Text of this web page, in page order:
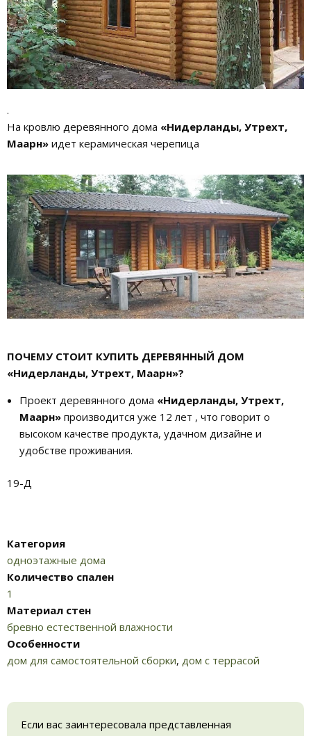
.
На кровлю деревянного дома «Нидерланды, Утрехт,
Маарн» идет керамическая черепица
ПОЧЕМУ СТОИТ КУПИТЬ ДЕРЕВЯННЫЙ ДОМ
«Нидерланды, Утрехт, Маарн»?
Проект деревянного дома «Нидерланды, Утрехт,
Маарн» производится уже 12 лет , что говорит о
высоком качестве продукта, удачном дизайне и
удобстве проживания.
19-Д
Категория
одноэтажные дома
Количество спален
1
Материал стен
бревно естественной влажности
Особенности
дом для самостоятельной сборки, дом с террасой
Если вас заинтересовала представленная